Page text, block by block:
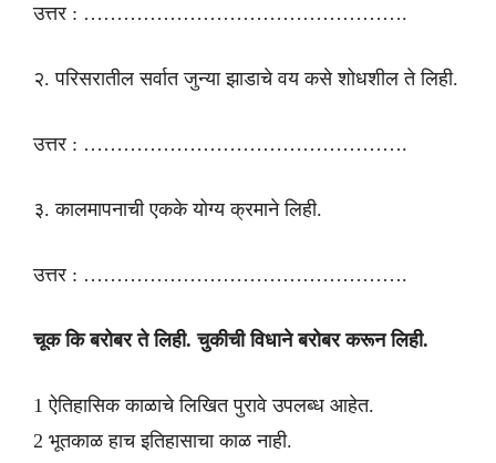
उत्तर : ………………………………………….
२. परिसरातील सर्वात जुन्या झाडाचे वय कसे शोधशील ते लिही.
उत्तर : ………………………………………….
३. कालमापनाची एकके योग्य क्रमाने लिही.
उत्तर : ………………………………………….
चूक कि बरोबर ते लिही. चुकीची विधाने बरोबर करून लिही.
1 ऐतिहासिक काळाचे लिखित पुरावे उपलब्ध आहेत.
2 भूतकाळ हाच इतिहासाचा काळ नाही.